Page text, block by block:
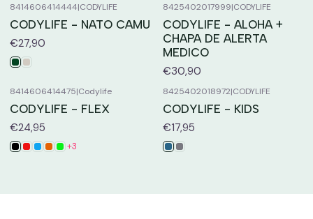
8414606414444|CODYLIFE
CODYLIFE - NATO CAMU
€27,90
8425402017999|CODYLIFE
CODYLIFE - ALOHA +
CHAPA DE ALERTA
MEDICO
€30,90
8414606414475|Codylife
CODYLIFE - FLEX
€24,95
+3
8425402018972|CODYLIFE
CODYLIFE - KIDS
€17,95